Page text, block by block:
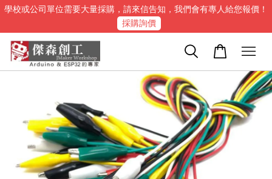
學校或公司單位需要大量採購，請來信告知，我們會有專人給您報價！
採購詢價